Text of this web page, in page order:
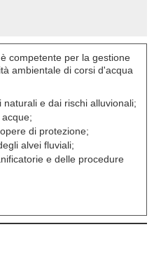
competente per la gestione
ambientale di corsi d'acqua
e dai rischi alluvionali;
di protezione;
alvei fluviali;
e delle procedure